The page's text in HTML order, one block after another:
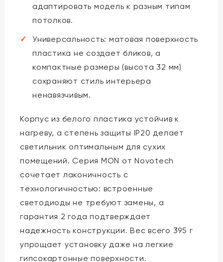
адаптировать модель к разным типам
потолков.
Универсальность: матовая поверхность
пластика не создает бликов, а
компактные размеры (высота 32 мм)
сохраняют стиль интерьера
ненавязчивым.
Корпус из белого пластика устойчив к
нагреву, а степень защиты IP20 делает
светильник оптимальным для сухих
помещений. Серия MON от Novotech
сочетает лаконичность с
технологичностью: встроенные
светодиоды не требуют замены, а
гарантия 2 года подтверждает
надежность конструкции. Вес всего 395 г
упрощает установку даже на легкие
гипсокартонные поверхности.